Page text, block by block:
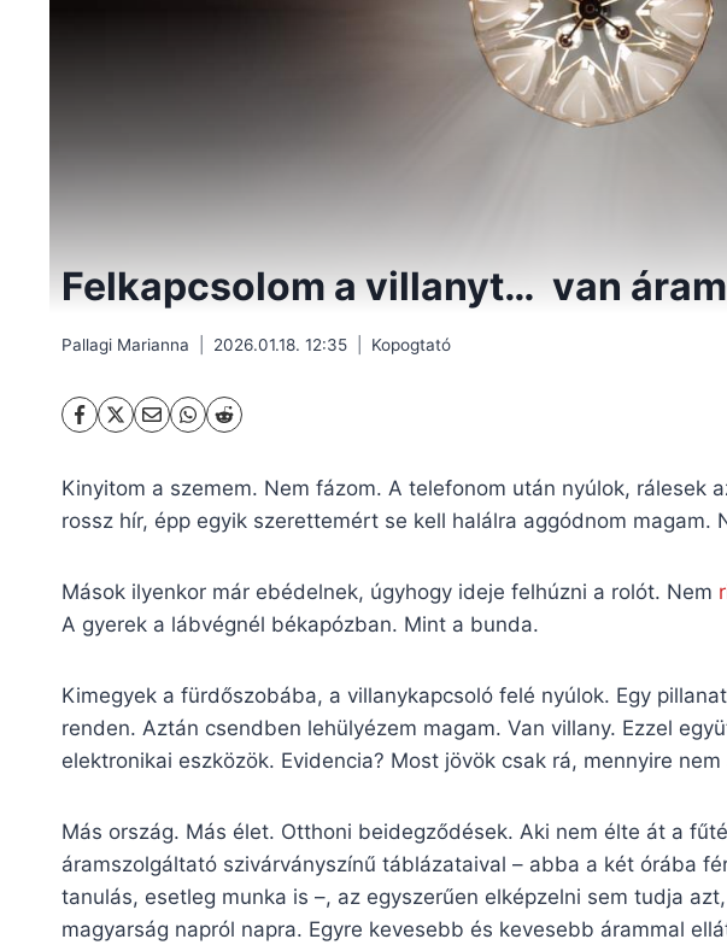
Felkapcsolom a villanyt… van áram
Pallagi Marianna 2026.01.18. 12:35 Kopogtató
Kinyitom a szemem. Nem fázom. A telefonom után nyúlok, rálesek
rossz hír, épp egyik szerettemért se kell halálra aggódnom magam.
Mások ilyenkor már ebédelnek, úgyhogy ideje felhúzni a rolót. Nem
A gyerek a lábvégnél békapózban. Mint a bunda.
Kimegyek a fürdőszobába, a villanykapcsoló felé nyúlok. Egy
renden. Aztán csendben lehülyézem magam. Van villany. Ezzel
elektronikai eszközök. Evidencia? Most jövök csak rá, mennyire nem
Más ország. Más élet. Otthoni beidegződések. Aki nem élte át a
áramszolgáltató szivárványszínű táblázataival – abba a két órába
tanulás, esetleg munka is –, az egyszerűen elképzelni sem tudja
magyarság napról napra. Egyre kevesebb és kevesebb árammal